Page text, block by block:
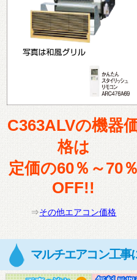
C363ALVの機器
格は
定価の60％～70％
OFF!!
⇒その他エアコン価格
マルチエアコン工事